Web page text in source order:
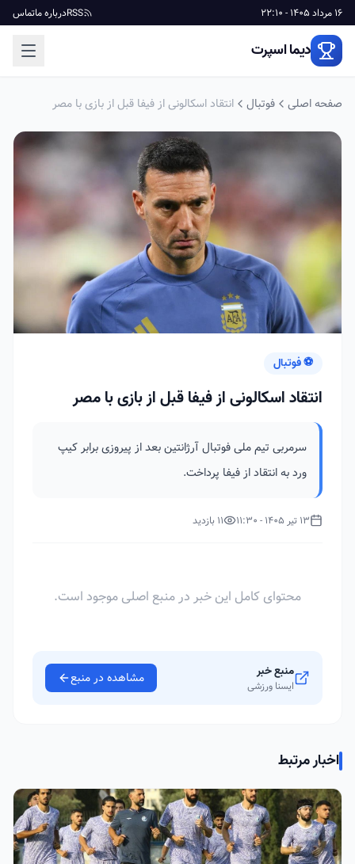
16 مرداد 1405 - 22:10 RSSدرباره ماتماس
دیما اسپرت
صفحه اصلی فوتبال انتقاد اسکالونی از فیفا قبل از بازی با مصر
⚽ فوتبال
انتقاد اسکالونی از فیفا قبل از بازی با مصر
سرمربی تیم ملی فوتبال آرژانتین بعد از پیروزی برابر کیپ
ورد به انتقاد از فیفا پرداخت.
13 تیر 1405 - 11:30 11 بازدید
محتوای کامل این خبر در منبع اصلی موجود است.
منبع خبر
ایسنا ورزشی مشاهده در منبع
اخبار مرتبط